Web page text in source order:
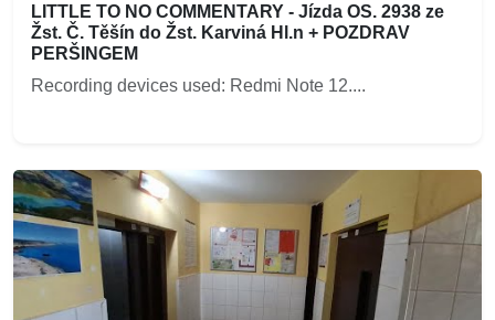
LITTLE TO NO COMMENTARY - Jízda OS. 2938 ze
Žst. Č. Těšín do Žst. Karviná Hl.n + POZDRAV
PERŠINGEM
Recording devices used: Redmi Note 12....